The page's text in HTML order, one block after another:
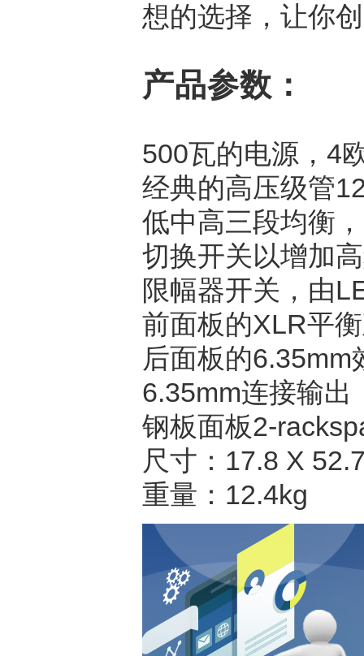
想的选择，让你
产品参数：
500瓦的电源，4
经典的高压级管
低中高三段均衡
切换开关以增加
限幅器开关，由
前面板的XLR平
后面板的6.35mm
6.35mm连接输出
钢板面板2-
尺寸：17.8 X
重量：12.4kg